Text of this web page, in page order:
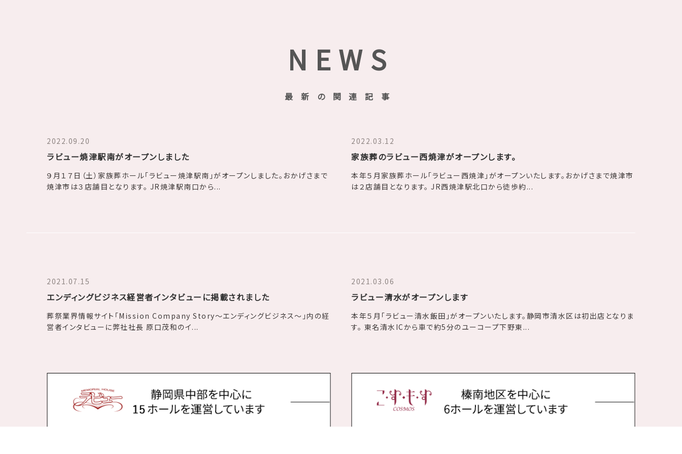
NEWS
最新の関連記事
2022.09.20
ラビュー焼津駅南がオープンしました
９月１７日（土）家族葬ホール「ラビュー焼津駅南」がオープンしました。おかげさまで
焼津市は３店舗目となります。 JR焼津駅南口から...
2022.03.12
家族葬のラビュー西焼津がオープンします。
本年５月家族葬ホール「ラビュー西焼津」がオープンいたします。おかげさまで焼津市
は２店舗目となります。 JR西焼津駅北口から徒歩約...
2021.07.15
エンディングビジネス経営者インタビューに掲載されました
葬祭業界情報サイト「Mission Company Story～エンディングビジネス～」内の経
営者インタビューに弊社社長 原口茂和のイ...
2021.03.06
ラビュー清水がオープンします
本年５月「ラビュー清水飯田」がオープンいたします。静岡市清水区は初出店となりま
す。 東名清水ICから車で約5分のユーコープ下野東...